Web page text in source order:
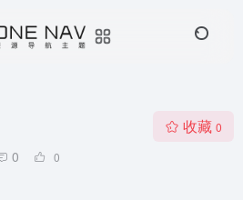
0 0
收藏 0